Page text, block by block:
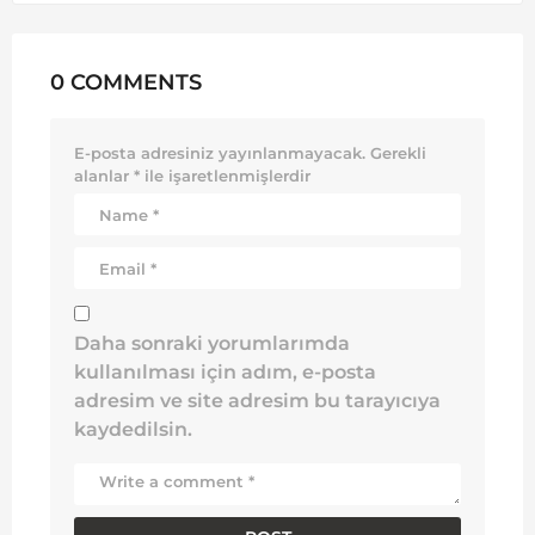
0 COMMENTS
E-posta adresiniz yayınlanmayacak. Gerekli
alanlar * ile işaretlenmişlerdir
Daha sonraki yorumlarımda
kullanılması için adım, e-posta
adresim ve site adresim bu tarayıcıya
kaydedilsin.